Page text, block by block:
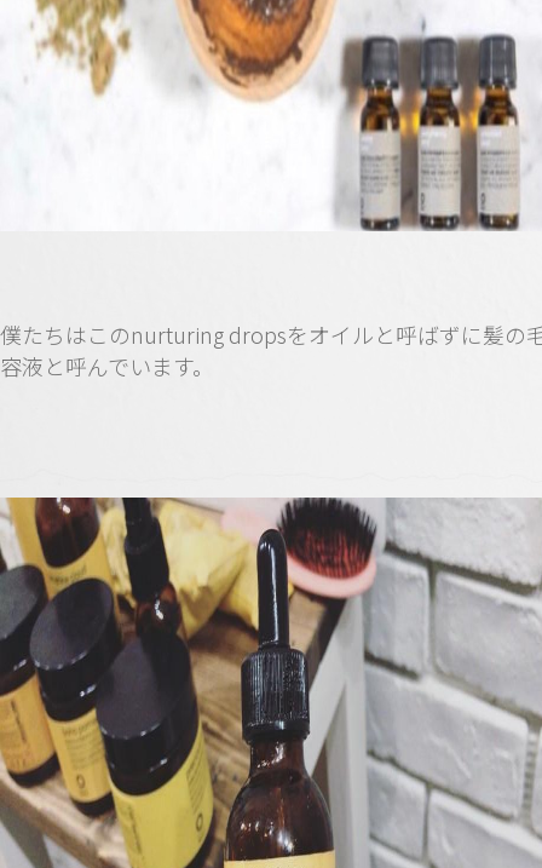
僕たちはこのnurturing dropsをオイルと呼ばずに髪の
容液と呼んでいます。